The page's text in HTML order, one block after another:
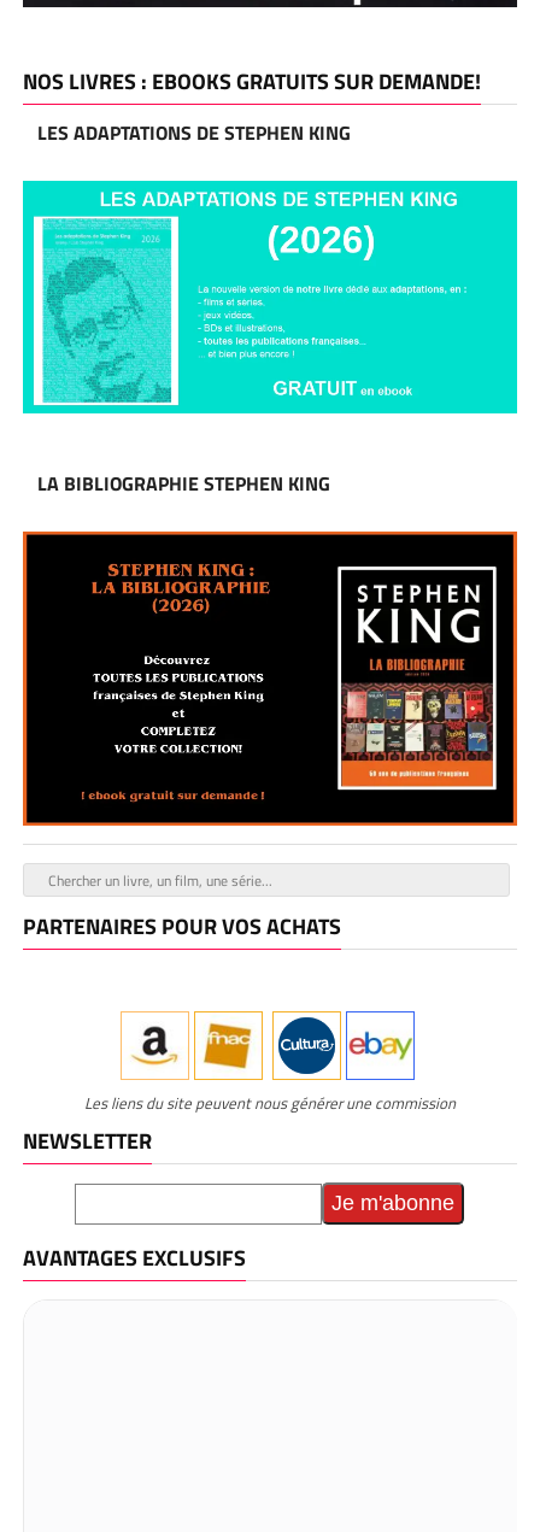
NOS LIVRES : EBOOKS GRATUITS SUR DEMANDE!
LES ADAPTATIONS DE STEPHEN KING
LA BIBLIOGRAPHIE STEPHEN KING
PARTENAIRES POUR VOS ACHATS
Les liens du site peuvent nous générer une commission
NEWSLETTER
AVANTAGES EXCLUSIFS